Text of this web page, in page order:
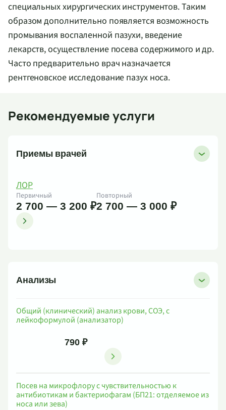
специальных хирургических инструментов. Таким
образом дополнительно появляется возможность
промывания воспаленной пазухи, введение
лекарств, осуществление посева содержимого и др.
Часто предварительно врач назначается
рентгеновское исследование пазух носа.
Рекомендуемые услуги
Приемы врачей
ЛОР
Первичный
2 700 — 3 200 ₽
Повторный
2 700 — 3 000 ₽
Анализы
Общий (клинический) анализ крови, СОЭ, с
лейкоформулой (анализатор)
790 ₽
Посев на микрофлору с чувствительностью к
антибиотикам и бактериофагам (БП21: отделяемое из
носа или зева)